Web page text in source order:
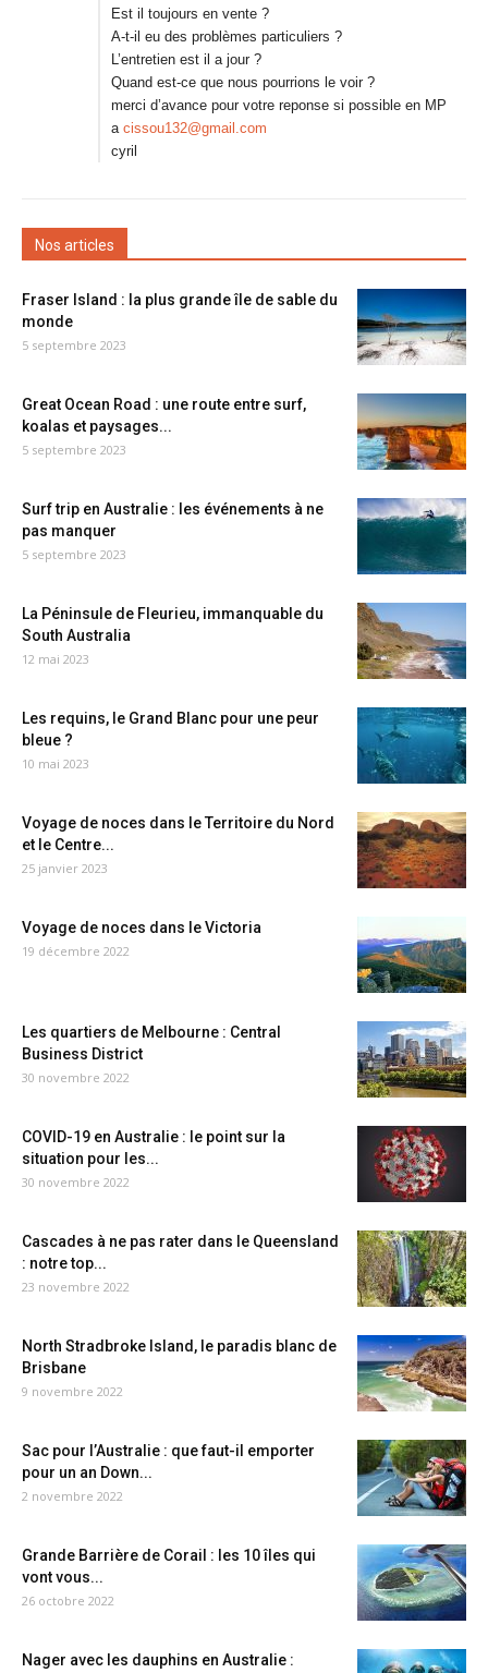
Est il toujours en vente ?
A-t-il eu des problèmes particuliers ?
L’entretien est il a jour ?
Quand est-ce que nous pourrions le voir ?
merci d’avance pour votre reponse si possible en MP
a cissou132@gmail.com
cyril
Nos articles
Fraser Island : la plus grande île de sable du
monde
5 septembre 2023
Great Ocean Road : une route entre surf,
koalas et paysages...
5 septembre 2023
Surf trip en Australie : les événements à ne
pas manquer
5 septembre 2023
La Péninsule de Fleurieu, immanquable du
South Australia
12 mai 2023
Les requins, le Grand Blanc pour une peur
bleue ?
10 mai 2023
Voyage de noces dans le Territoire du Nord
et le Centre...
25 janvier 2023
Voyage de noces dans le Victoria
19 décembre 2022
Les quartiers de Melbourne : Central
Business District
30 novembre 2022
COVID-19 en Australie : le point sur la
situation pour les...
30 novembre 2022
Cascades à ne pas rater dans le Queensland
: notre top...
23 novembre 2022
North Stradbroke Island, le paradis blanc de
Brisbane
9 novembre 2022
Sac pour l’Australie : que faut-il emporter
pour un an Down...
2 novembre 2022
Grande Barrière de Corail : les 10 îles qui
vont vous...
26 octobre 2022
Nager avec les dauphins en Australie :